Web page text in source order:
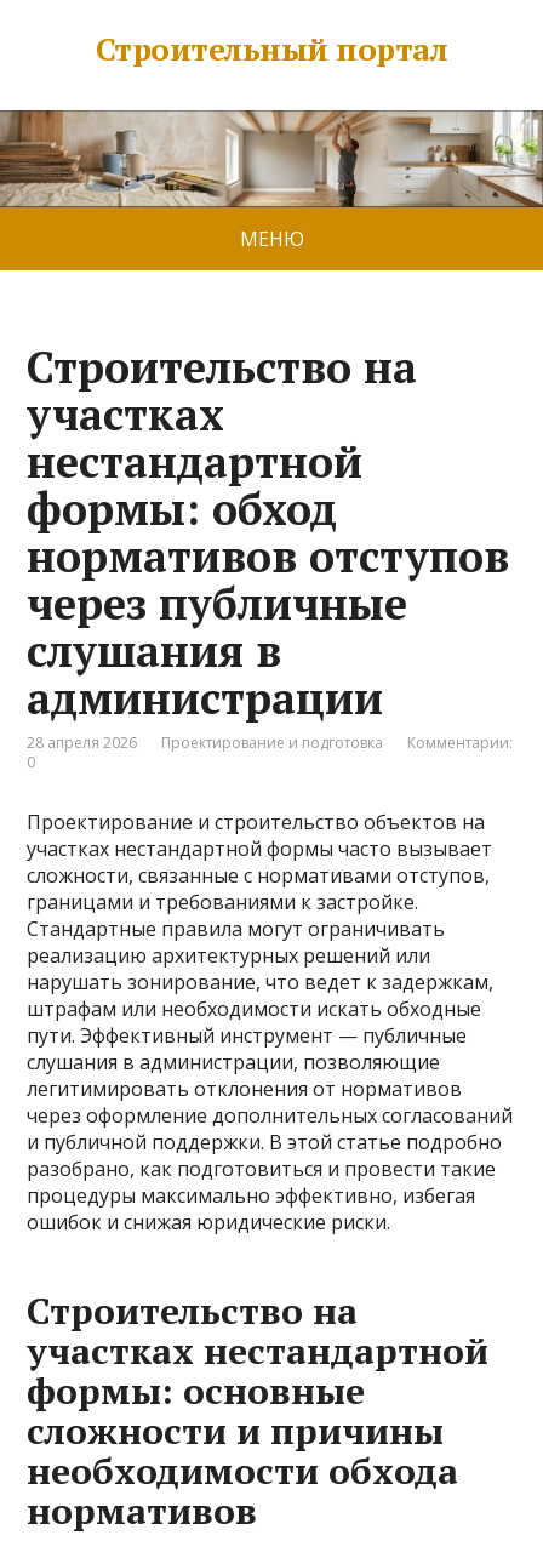
Строительный портал
МЕНЮ
Строительство на
участках
нестандартной
формы: обход
нормативов отступов
через публичные
слушания в
администрации
28 апреля 2026 Проектирование и подготовка
Комментарии:
0
Проектирование и строительство объектов на
участках нестандартной формы часто вызывает
сложности, связанные с нормативами отступов,
границами и требованиями к застройке.
Стандартные правила могут ограничивать
реализацию архитектурных решений или
нарушать зонирование, что ведет к задержкам,
штрафам или необходимости искать обходные
пути. Эффективный инструмент — публичные
слушания в администрации, позволяющие
легитимировать отклонения от нормативов
через оформление дополнительных согласований
и публичной поддержки. В этой статье подробно
разобрано, как подготовиться и провести такие
процедуры максимально эффективно, избегая
ошибок и снижая юридические риски.
Строительство на
участках нестандартной
формы: основные
сложности и причины
необходимости обхода
нормативов